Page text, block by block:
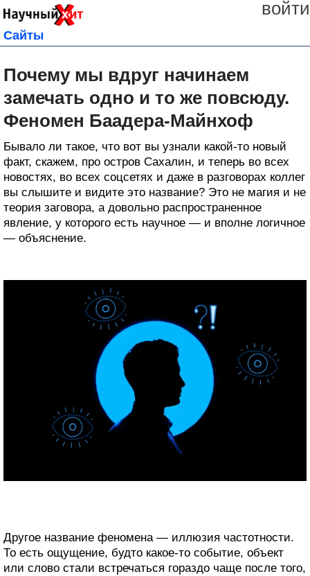
войти
Сайты
Почему мы вдруг начинаем
замечать одно и то же повсюду.
Феномен Баадера-Майнхоф
Бывало ли такое, что вот вы узнали какой-то новый
факт, скажем, про остров Сахалин, и теперь во всех
новостях, во всех соцсетях и даже в разговорах коллег
вы слышите и видите это название? Это не магия и не
теория заговора, а довольно распространенное
явление, у которого есть научное — и вполне логичное
— объяснение.
Другое название феномена — иллюзия частотности.
То есть ощущение, будто какое-то событие, объект
или слово стали встречаться гораздо чаще после того,